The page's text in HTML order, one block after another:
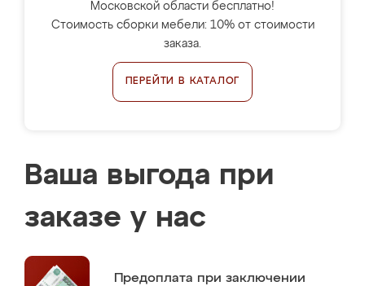
Московской области бесплатно!
Стоимость сборки мебели: 10% от стоимости
заказа.
ПЕРЕЙТИ В КАТАЛОГ
Ваша выгода при
заказе у нас
Предоплата при заключении